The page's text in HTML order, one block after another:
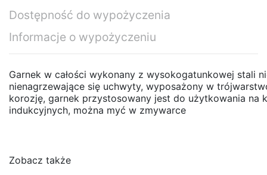
Dostępność do wypożyczenia
Informacje o wypożyczeniu
Garnek w całości wykonany z wysokogatunkowej stali
nienagrzewające się uchwyty, wyposażony w
korozję, garnek przystosowany jest do użytkowania na
indukcyjnych, można myć w zmywarce
Daily Rate
(exc.)
Zobacz także